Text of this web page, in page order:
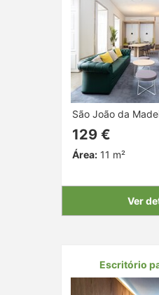
São João da
129 €
Área:11 m²
Ver
Escritório